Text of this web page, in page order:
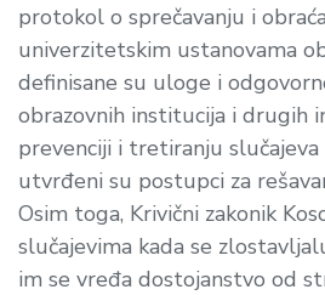
protokol o sprečavanju i
univerzitetskim ustanovama
definisane su uloge i
obrazovnih institucija i drugih
prevenciji i tretiranju slučajeva
utvrđeni su postupci za
Osim toga, Krivični zakonik
slučajevima kada se
im se vređa dostojanstvo od